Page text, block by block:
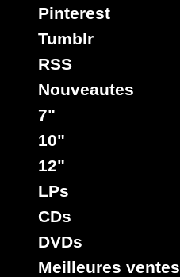
Pinterest
Tumblr
RSS
Nouveautes
7"
10"
12"
LPs
CDs
DVDs
Meilleures ventes